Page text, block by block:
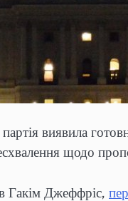
виявила
щодо
Гакім Джеффріс,